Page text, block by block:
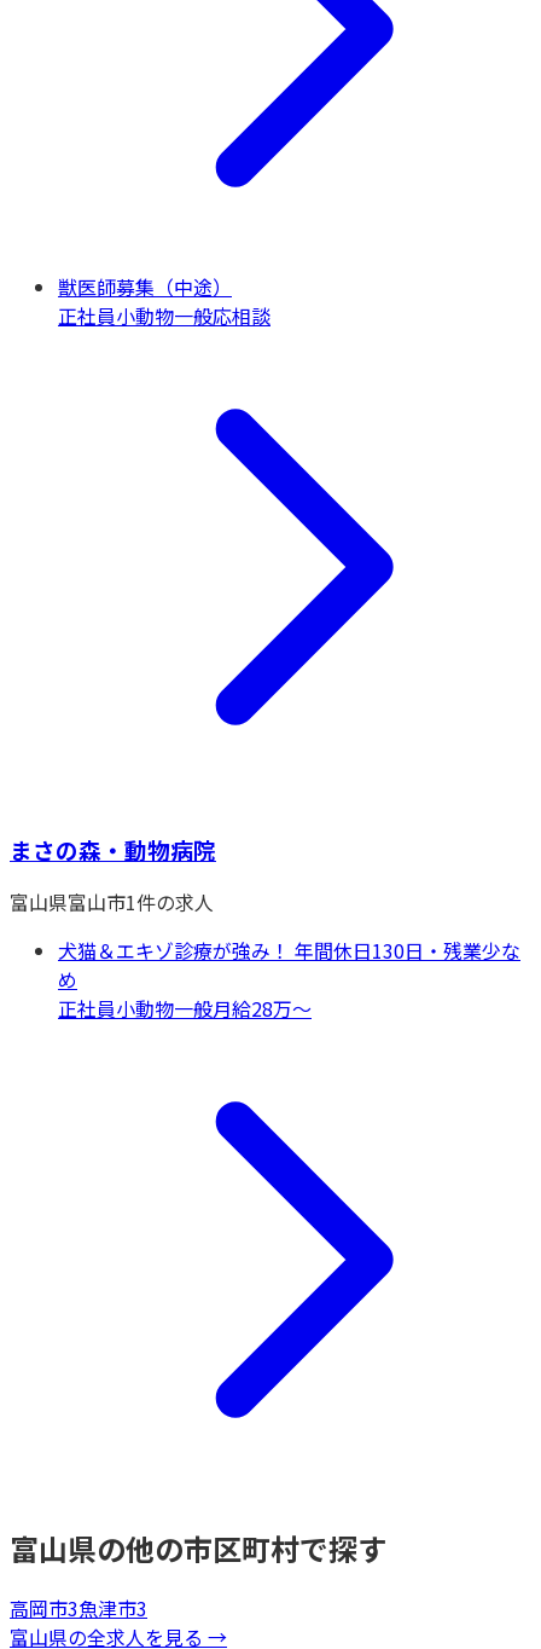
獣医師募集（中途）
正社員小動物一般応相談
まさの森・動物病院
富山県富山市1件の求人
犬猫＆エキゾ診療が強み！ 年間休日130日・残業少な
め
正社員小動物一般月給28万〜
富山県の他の市区町村で探す
高岡市3魚津市3
富山県の全求人を見る →